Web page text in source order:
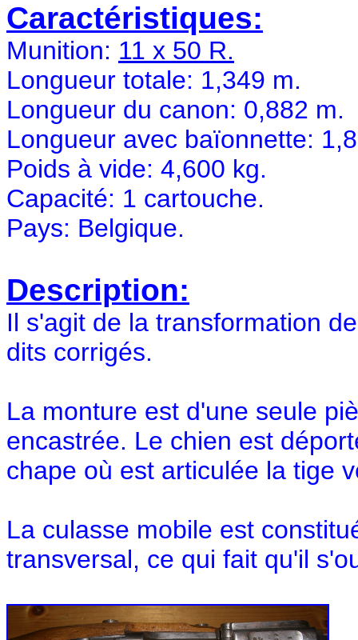
Caractéristiques:
Munition: 11 x 50 R.
Longueur totale: 1,349 m.
Longueur du canon: 0,882 m.
Longueur avec baïonnette:
Poids à vide: 4,600 kg.
Capacité: 1 cartouche.
Pays: Belgique.
Description:
Il s'agit de la transformation
dits corrigés.
La monture est d'une seule
encastrée. Le chien est
chape où est articulée la tige
La culasse mobile est
transversal, ce qui fait qu'il